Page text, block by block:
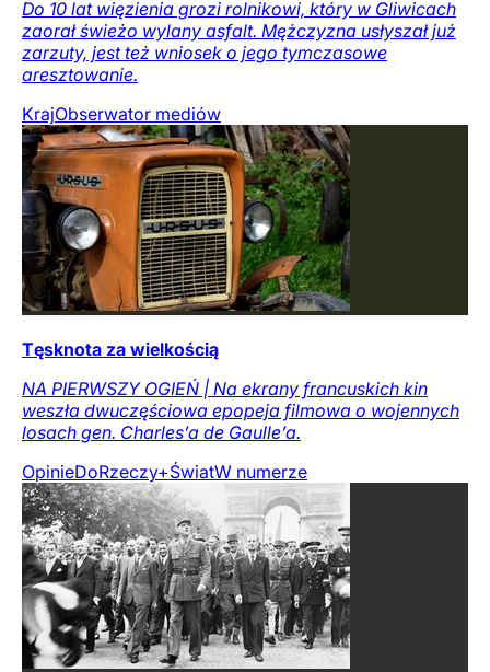
Do 10 lat więzienia grozi rolnikowi, który w Gliwicach
zaorał świeżo wylany asfalt. Mężczyzna usłyszał już
zarzuty, jest też wniosek o jego tymczasowe
aresztowanie.
KrajObserwator mediów
Tęsknota za wielkością
NA PIERWSZY OGIEŃ | Na ekrany francuskich kin
weszła dwuczęściowa epopeja filmowa o wojennych
losach gen. Charles’a de Gaulle’a.
OpinieDoRzeczy+ŚwiatW numerze